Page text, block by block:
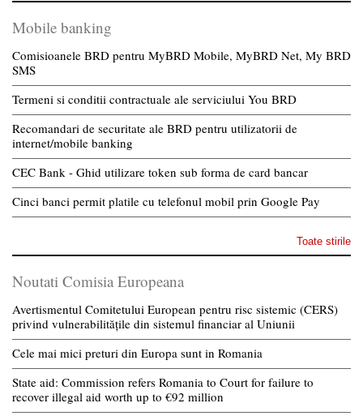
Mobile banking
Comisioanele BRD pentru MyBRD Mobile, MyBRD Net, My BRD
SMS
Termeni si conditii contractuale ale serviciului You BRD
Recomandari de securitate ale BRD pentru utilizatorii de
internet/mobile banking
CEC Bank - Ghid utilizare token sub forma de card bancar
Cinci banci permit platile cu telefonul mobil prin Google Pay
Toate stirile
Noutati Comisia Europeana
Avertismentul Comitetului European pentru risc sistemic (CERS)
privind vulnerabilitățile din sistemul financiar al Uniunii
Cele mai mici preturi din Europa sunt in Romania
State aid: Commission refers Romania to Court for failure to
recover illegal aid worth up to €92 million